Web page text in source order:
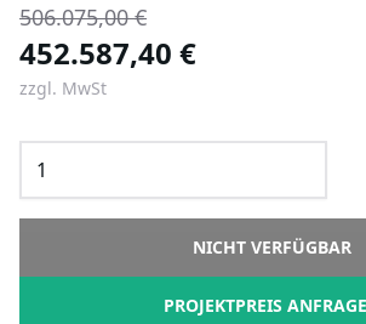
506.075,00 €
452.587,40 €
zzgl. MwSt
NICHT VERFÜGBAR
PROJEKTPREIS